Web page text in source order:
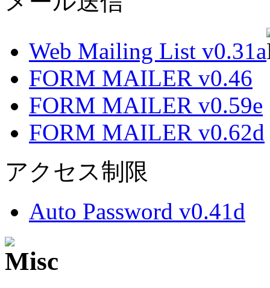
Web Mailing List v0.31a
FORM MAILER v0.46
FORM MAILER v0.59e
FORM MAILER v0.62d
アクセス制限
Auto Password v0.41d